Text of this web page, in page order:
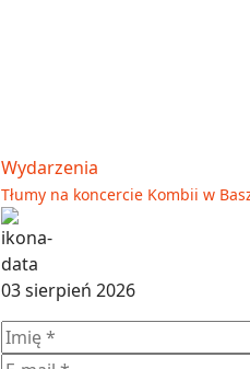
Wydarzenia
Tłumy na koncercie Kombii w
03 sierpień 2026